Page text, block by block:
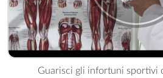
®" />
Guarisci gli infortuni sportivi